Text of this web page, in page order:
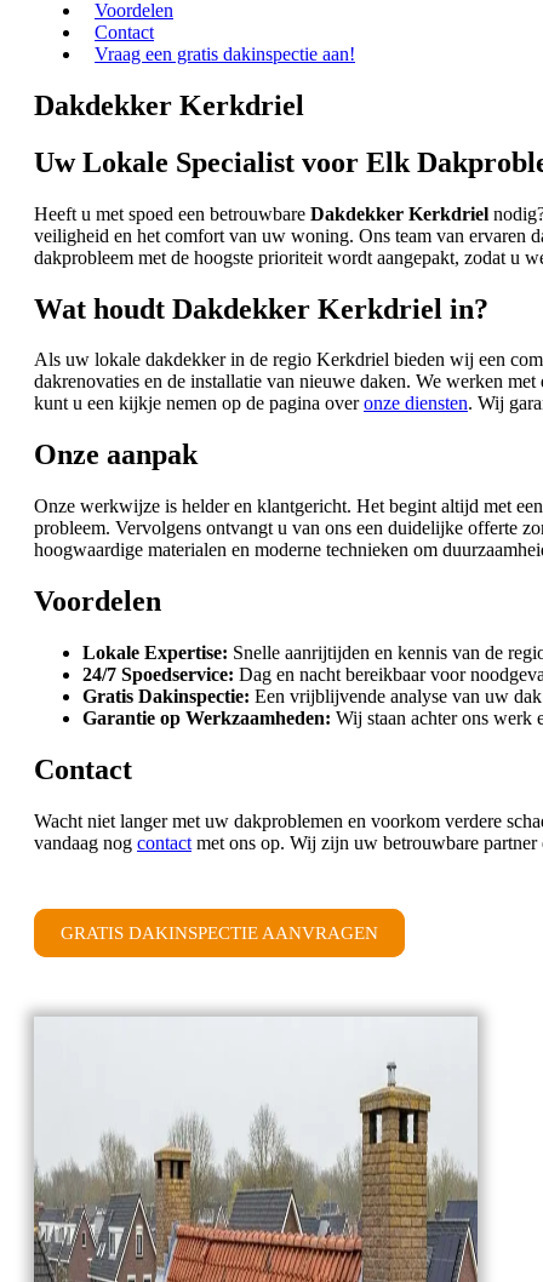
Voordelen
Contact
Vraag een gratis dakinspectie aan!
Dakdekker Kerkdriel
Uw Lokale Specialist voor Elk
Heeft u met spoed een betrouwbare Dakdekker Kerkdriel
veiligheid en het comfort van uw woning. Ons team van ervaren
dakprobleem met de hoogste prioriteit wordt aangepakt, zodat u
Wat houdt Dakdekker Kerkdriel in?
Als uw lokale dakdekker in de regio Kerkdriel bieden wij een
dakrenovaties en de installatie van nieuwe daken. We werken
kunt u een kijkje nemen op de pagina overonze diensten. Wij
Onze aanpak
Onze werkwijze is helder en klantgericht. Het begint altijd met
probleem. Vervolgens ontvangt u van ons een duidelijke offerte
hoogwaardige materialen en moderne technieken om
Voordelen
Lokale Expertise: Snelle aanrijtijden en kennis van de
24/7 Spoedservice: Dag en nacht bereikbaar voor
Gratis Dakinspectie: Een vrijblijvende analyse van uw
Garantie op Werkzaamheden: Wij staan achter ons werk
Contact
Wacht niet langer met uw dakproblemen en voorkom verdere
vandaag nog contact met ons op. Wij zijn uw betrouwbare
GRATIS DAKINSPECTIE AANVRAGEN